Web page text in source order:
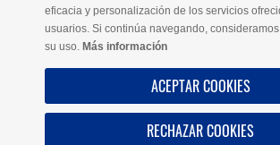
AYUDA
SOBRE NOSOTROS
eficacia y personalización de los servicios
usuarios. Si continúa navegando,
su uso. Más información
ACEPTAR COOKIES
RECHAZAR COOKIES